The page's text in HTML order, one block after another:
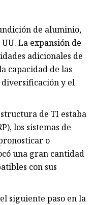
de aluminio,
La expansión de
adicionales de
capacidad de las
y el
de TI estaba
los sistemas de
o
una gran cantidad
con sus
siguiente paso en la